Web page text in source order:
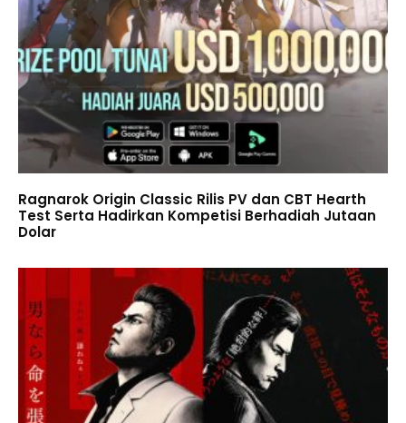
Ragnarok Origin Classic Rilis PV dan CBT Hearth
Test Serta Hadirkan Kompetisi Berhadiah Jutaan
Dolar